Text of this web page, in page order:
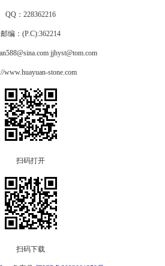
QQ：228362216
邮编：(P.C):362214
jjhyst@tom.com
www.huayuan-stone.com
扫码打开
扫码下载